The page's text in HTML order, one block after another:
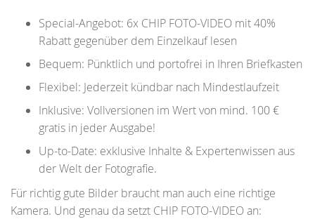
Special-Angebot: 6x CHIP FOTO-VIDEO mit 40%
Rabatt gegenüber dem Einzelkauf lesen
Bequem: Pünktlich und portofrei in Ihren Briefkasten
Flexibel: Jederzeit kündbar nach Mindestlaufzeit
Inklusive: Vollversionen im Wert von mind. 100 €
gratis in jeder Ausgabe!
Up-to-Date: exklusive Inhalte & Expertenwissen aus
der Welt der Fotografie.
Für richtig gute Bilder braucht man auch eine richtige
Kamera. Und genau da setzt CHIP FOTO-VIDEO an: